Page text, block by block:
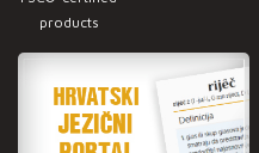
products